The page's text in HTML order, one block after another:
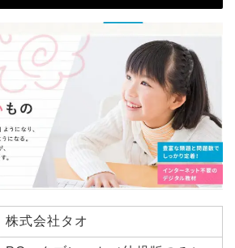
株式会社タオ